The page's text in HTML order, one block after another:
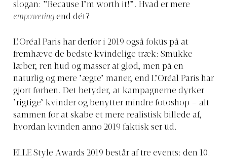
slogan: ”Because I’m worth it!”. Hvad er mere
empowering end dét?
L’Oréal Paris har derfor i 2019 også fokus på at
fremhæve de bedste kvindelige træk: Smukke
læber, ren hud og masser af glød, men på en
naturlig og mere ’ægte’ maner, end L’Oréal Paris har
gjort førhen. Det betyder, at kampagnerne dyrker
’rigtige’ kvinder og benytter mindre fotoshop – alt
sammen for at skabe et mere realistisk billede af,
hvordan kvinden anno 2019 faktisk ser ud.
ELLE Style Awards 2019 består af tre events: den 10.